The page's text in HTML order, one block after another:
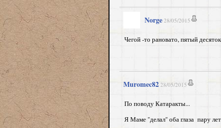
Norge 28/05/2015
Чегой -то рановато, пятый
Muromec82 28/05/2015
По поводу Катаракты...
Я Маме "делал" оба глаза пару